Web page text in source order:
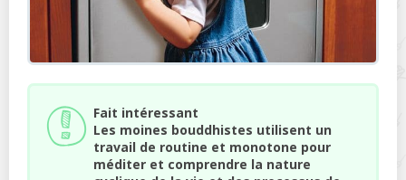
Fait intéressant
Les moines bouddhistes utilisent un
travail de routine et monotone pour
méditer et comprendre la nature